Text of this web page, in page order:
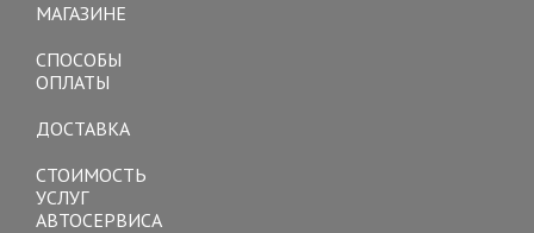
МАГАЗИНЕ
СПОСОБЫ
ОПЛАТЫ
ДОСТАВКА
СТОИМОСТЬ
УСЛУГ
АВТОСЕРВИСА